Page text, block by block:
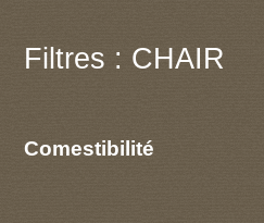
Filtres : CHAIR
Comestibilité